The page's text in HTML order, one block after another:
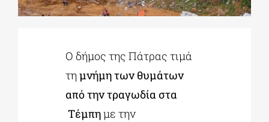
ΕΚΠΑΙΔΕΥΤΙΚΑ ΙΔΡΥΜΑΤΑ
ΠΟΛΙΤΙΣΤΙΚΟΙ ΦΟΡΕΙΣ
Ο δήμος της Πάτρας τιμά
τημνήμη των θυμάτων
από την τραγωδία στα
Τέμπημε την